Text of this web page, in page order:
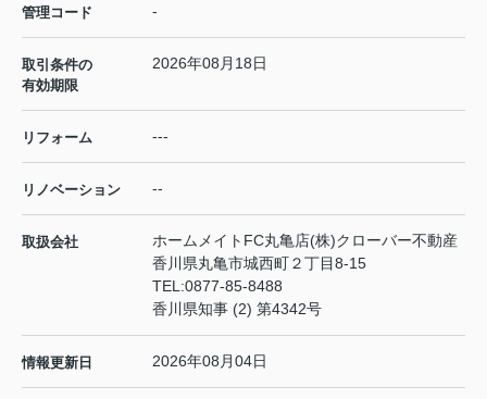
管理コード -
取引条件の
有効期限
2026年08月18日
リフォーム ---
リノベーション --
取扱会社
ホームメイトFC丸亀店(株)クローバー不動産
香川県丸亀市城西町２丁目8-15
TEL:0877-85-8488
香川県知事 (2) 第4342号
情報更新日 2026年08月04日